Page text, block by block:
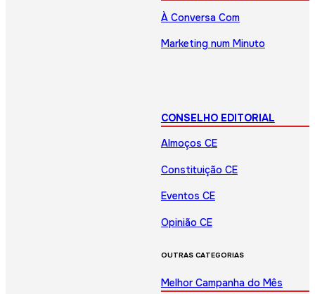
À Conversa Com
Marketing num Minuto
CONSELHO EDITORIAL
Almoços CE
Constituição CE
Eventos CE
Opinião CE
OUTRAS CATEGORIAS
Melhor Campanha do Mês